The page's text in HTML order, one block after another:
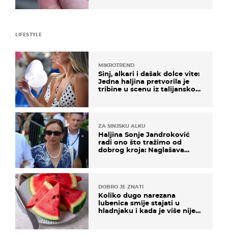
LIFESTYLE
MIKROTREND
Sinj, alkari i dašak dolce vite:
Jedna haljina pretvorila je
tribine u scenu iz talijanskog
ZA SINJSKU ALKU
Haljina Sonje Jandroković
radi ono što tražimo od
dobrog kroja: Naglašava
DOBRO JE ZNATI
Koliko dugo narezana
lubenica smije stajati u
hladnjaku i kada je više nije